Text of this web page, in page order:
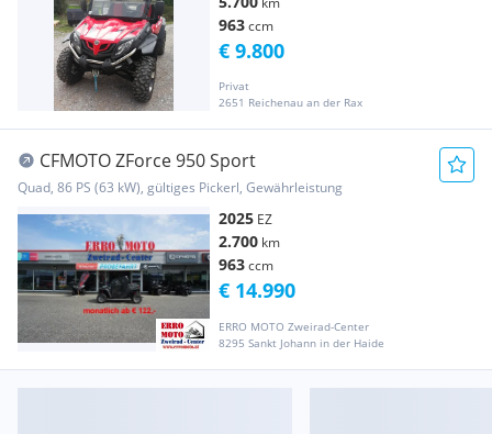
963ccm
Privat
2651 Reichenau an der Rax
€ 9.800
CFMOTO ZForce 950 Sport
Quad, 86 PS (63 kW), gültiges Pickerl, Gewährleistung
2025 EZ
2.700 km
963ccm
ERRO MOTO Zweirad-Center
8295 Sankt Johann in der Haide
€ 14.990